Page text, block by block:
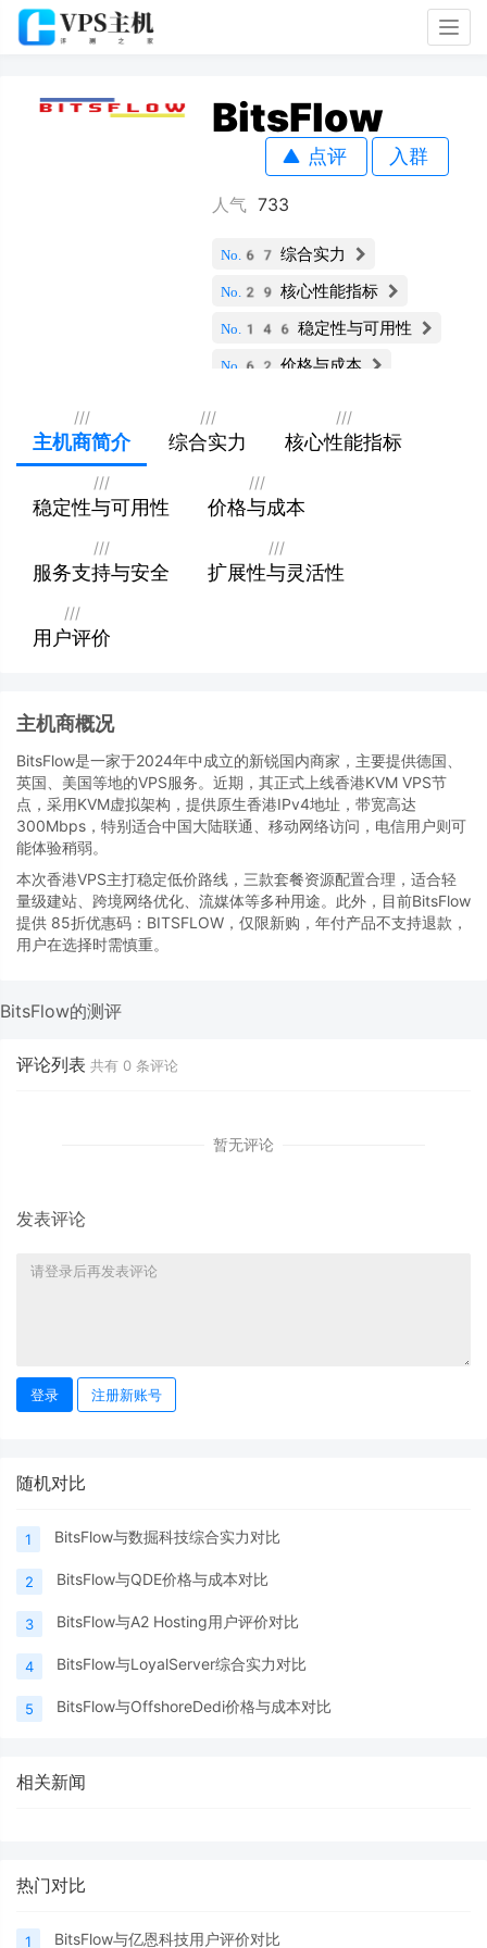
BitsFlow
点评 入群
人气 733
No.67 综合实力
No.29 核心性能指标
No.146 稳定性与可用性
No.62 价格与成本
No.230扩展性与灵活性
No.69
///
主机商简介
///
综合实力
///
核心性能指标
///
稳定性与可用性
///
价格与成本
///
服务支持与安全
///
扩展性与灵活性
///
用户评价
主机商概况
BitsFlow是一家于2024年中成立的新锐国内商家，主要提供德国、
英国、美国等地的VPS服务。近期，其正式上线香港KVM VPS节
点，采用KVM虚拟架构，提供原生香港IPv4地址，带宽高达
300Mbps，特别适合中国大陆联通、移动网络访问，电信用户则可
能体验稍弱。
本次香港VPS主打稳定低价路线，三款套餐资源配置合理，适合轻
量级建站、跨境网络优化、流媒体等多种用途。此外，目前BitsFlow
提供 85折优惠码：BITSFLOW，仅限新购，年付产品不支持退款，
用户在选择时需慎重。
BitsFlow的测评
评论列表 共有 0 条评论
暂无评论
发表评论
登录 注册新账号
随机对比
1 BitsFlow与数掘科技综合实力对比
2 BitsFlow与QDE价格与成本对比
3 BitsFlow与A2 Hosting用户评价对比
4 BitsFlow与LoyalServer综合实力对比
5 BitsFlow与OffshoreDedi价格与成本对比
相关新闻
热门对比
1 BitsFlow与亿恩科技用户评价对比